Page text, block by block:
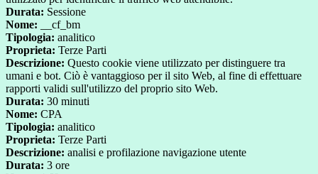
Durata: Sessione
Nome: __cf_bm
Tipologia: analitico
Proprieta: Terze Parti
Descrizione: Questo cookie viene utilizzato per distinguere tra
umani e bot. Ciò è vantaggioso per il sito Web, al fine di effettuare
rapporti validi sull'utilizzo del proprio sito Web.
Durata: 30 minuti
Nome: CPA
Tipologia: analitico
Proprieta: Terze Parti
Descrizione: analisi e profilazione navigazione utente
Durata: 3 ore